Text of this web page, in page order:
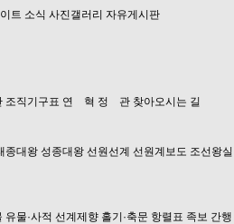
트 소식 사진갤러리 자유게시판
조직기구표 연 혁 정 관 찾아오시는 길
종대왕 성종대왕 선원선계 선원계보도 조선왕실
유물·사적 선계제향 홀기·축문 항렬표 족보 간행